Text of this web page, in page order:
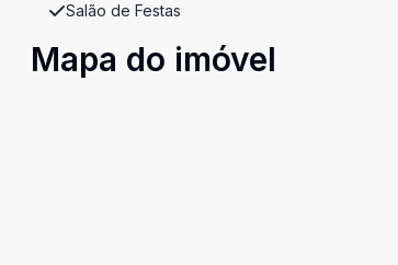
Salão de Festas
Mapa do imóvel